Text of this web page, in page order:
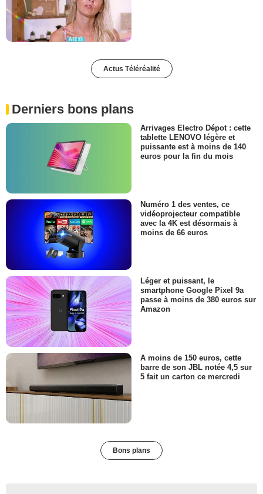
Actus Téléréalité
Derniers bons plans
Arrivages Electro Dépot : cette
tablette LENOVO légère et
puissante est à moins de 140
euros pour la fin du mois
Numéro 1 des ventes, ce
vidéoprojecteur compatible
avec la 4K est désormais à
moins de 66 euros
Léger et puissant, le
smartphone Google Pixel 9a
passe à moins de 380 euros sur
Amazon
A moins de 150 euros, cette
barre de son JBL notée 4,5 sur
5 fait un carton ce mercredi
Bons plans